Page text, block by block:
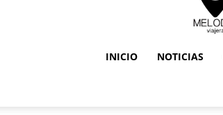
INICIO NOTICIAS